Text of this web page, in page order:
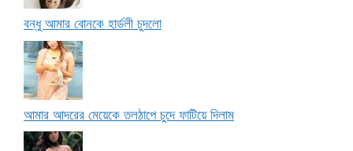
বন্ধু আমার বোনকে হার্ডলী চুদলো
আমার আদরের মেয়েকে তলঠাপে চুদে ফাটিয়ে দিলাম